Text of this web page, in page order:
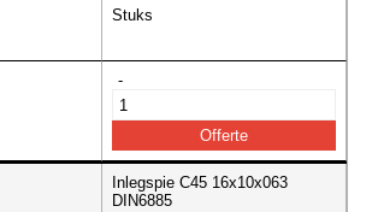
Stuks
-
Inlegspie C45 16x10x063
DIN6885